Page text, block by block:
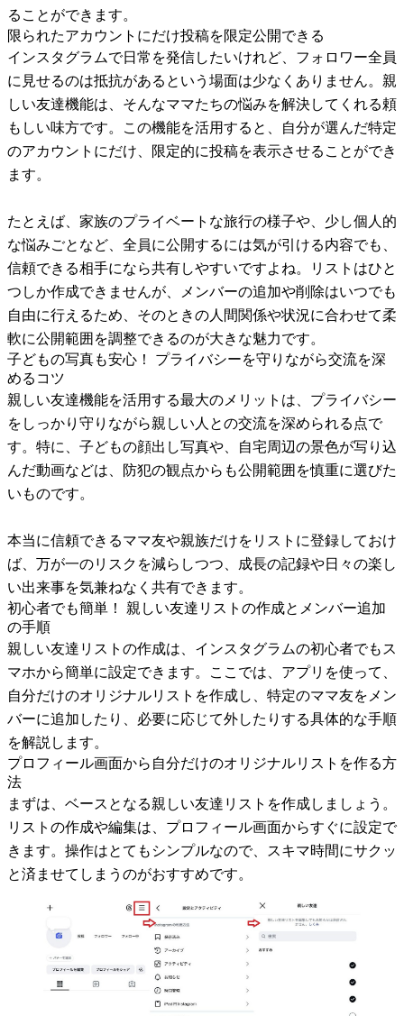
ることができます。
限られたアカウントにだけ投稿を限定公開できる
インスタグラムで日常を発信したいけれど、フォロワー全員
に見せるのは抵抗があるという場面は少なくありません。親
しい友達機能は、そんなママたちの悩みを解決してくれる頼
もしい味方です。この機能を活用すると、自分が選んだ特定
のアカウントにだけ、限定的に投稿を表示させることができ
ます。
たとえば、家族のプライベートな旅行の様子や、少し個人的
な悩みごとなど、全員に公開するには気が引ける内容でも、
信頼できる相手になら共有しやすいですよね。リストはひと
つしか作成できませんが、メンバーの追加や削除はいつでも
自由に行えるため、そのときの人間関係や状況に合わせて柔
軟に公開範囲を調整できるのが大きな魅力です。
子どもの写真も安心！ プライバシーを守りながら交流を深
めるコツ
親しい友達機能を活用する最大のメリットは、プライバシー
をしっかり守りながら親しい人との交流を深められる点で
す。特に、子どもの顔出し写真や、自宅周辺の景色が写り込
んだ動画などは、防犯の観点からも公開範囲を慎重に選びた
いものです。
本当に信頼できるママ友や親族だけをリストに登録しておけ
ば、万が一のリスクを減らしつつ、成長の記録や日々の楽し
い出来事を気兼ねなく共有できます。
初心者でも簡単！ 親しい友達リストの作成とメンバー追加
の手順
親しい友達リストの作成は、インスタグラムの初心者でもス
マホから簡単に設定できます。ここでは、アプリを使って、
自分だけのオリジナルリストを作成し、特定のママ友をメン
バーに追加したり、必要に応じて外したりする具体的な手順
を解説します。
プロフィール画面から自分だけのオリジナルリストを作る方
法
まずは、ベースとなる親しい友達リストを作成しましょう。
リストの作成や編集は、プロフィール画面からすぐに設定で
きます。操作はとてもシンプルなので、スキマ時間にサクッ
と済ませてしまうのがおすすめです。